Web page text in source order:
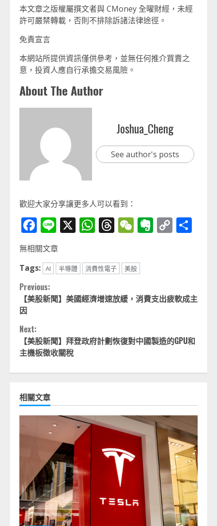
本文章之版權屬撰文者與 CMoney 全曜財經，未經
許可嚴禁轉載，否則不排除訴諸法律途徑。
免責宣言
本網站所提供資訊僅供參考，並無任何推介買賣之
意，投資人應自行承擔交易風險。
About The Author
Joshua_Cheng
See author's posts
歡迎大家分享讓更多人可以看到：
Facebook
Line
X WhatsApp
Threads
WeChat
Evernote
Copy
無相關文章
Tags: AI 半導體 消費性電子 美股
Continue
Reading
Previous:
【美股新聞】美國經濟增速放緩，消費支出疲軟成主
因
Next:
【美股新聞】拜登政府計劃恢復對中國製造的GPU和
主機板徵收關稅
相關文章